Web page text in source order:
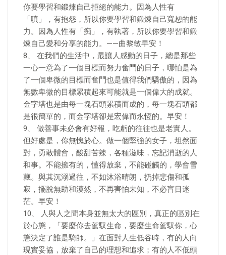
你要學習和鍛煉自己拒絕的能力。因為人性有
「嗔」，有抱怨，所以你要學習和鍛煉自己寬恕的能
力。因為人性有「痴」，有執著，所以你要學習和鍛
煉自己愛和分享的能力。——曲黎敏早安！
8、 在我們的生活中，最讓人感動的日子，總是那些
一心一意為了一個目標而努力奮鬥的日子，哪怕是為
了一個卑微的目標而奮鬥也是值得我們驕傲的，因為
無數卑微的目標累積起來可能就是一個偉大的成就。
金字塔也是由每一塊石頭累積而成的，每一塊石頭都
是很簡單的，而金字塔卻是宏偉而永恆的。早安！
9、 做善事未必會有好報，吃虧的往往也是老實人。
但好處是，你無愧於心。做一個堅強的女子，坦然面
對，勇敢體會，酸甜苦辣，各種滋味，忘記消逝的人
和事。不能擁有的，懂得放棄，不能碰觸的，學會雪
藏。與其沉溺過往，不如沐浴晴朗，扔掉悲傷和孤
寂，擺脫無助和漠然，不再害怕未知，不必盲目迷
茫。早安！
10、 人與人之間本身並無太大的區別，真正的區別在
於心態，「要麼你去駕馭生命，要麼生命駕馭你，心
態決定了誰是騎師。」在面對人生低谷時，有的人向
現實妥協，放棄了自己的理想和追求；有的人不低頭